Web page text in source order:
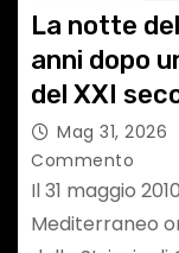
La notte
anni dopo
del XXI
Mag 31, 2026
Commento
Il 31 maggio
Mediterraneo